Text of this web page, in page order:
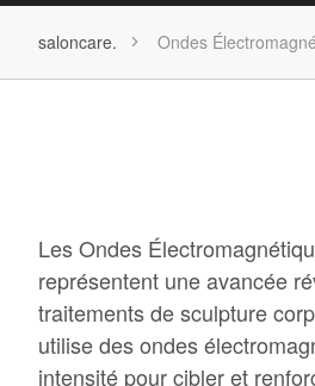
saloncare. Ondes
Les Ondes
représentent une avancée
traitements de sculpture
utilise des ondes
intensité pour cibler et